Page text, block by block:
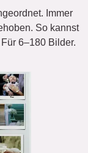
Immer
So kannst
6–180 Bilder.